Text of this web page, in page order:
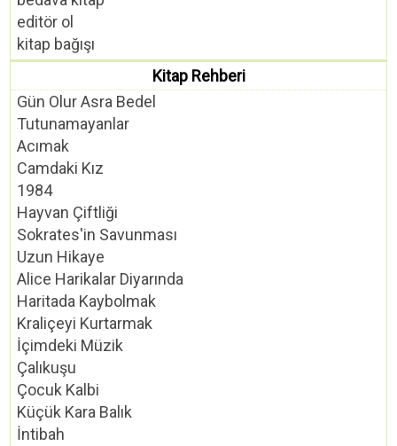
editör ol
kitap bağışı
Kitap Rehberi
Gün Olur Asra Bedel
Tutunamayanlar
Acımak
Camdaki Kız
1984
Hayvan Çiftliği
Sokrates'in Savunması
Uzun Hikaye
Alice Harikalar Diyarında
Haritada Kaybolmak
Kraliçeyi Kurtarmak
İçimdeki Müzik
Çalıkuşu
Çocuk Kalbi
Küçük Kara Balık
İntibah